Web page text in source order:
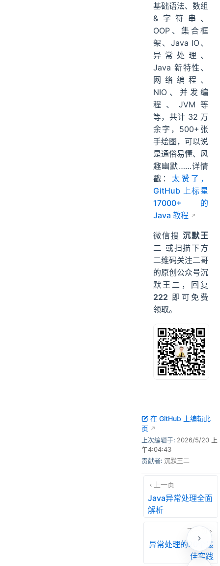
基础语法、数组
&字符串、
OOP、集合框
架、Java IO、
异常处理、
Java 新特性、
网络编程、
NIO、并发编
程、JVM等
等，共计 32 万
余字，500+张
手绘图，可以说
是通俗易懂、风
趣幽默……详情
戳： 太赞了，
GitHub 上标星
17000+ 的
Java 教程
微信搜沉默王
二 或扫描下方
二维码关注二哥
的原创公众号沉
默王二，回复
222 即可免费
领取。
在 GitHub 上编辑此
页
上次编辑于: 2026/5/20 上
午4:04:43
贡献者: 沉默王二
上一页
Java异常处理全面
解析
下一页
异常处理的20个最
佳实践